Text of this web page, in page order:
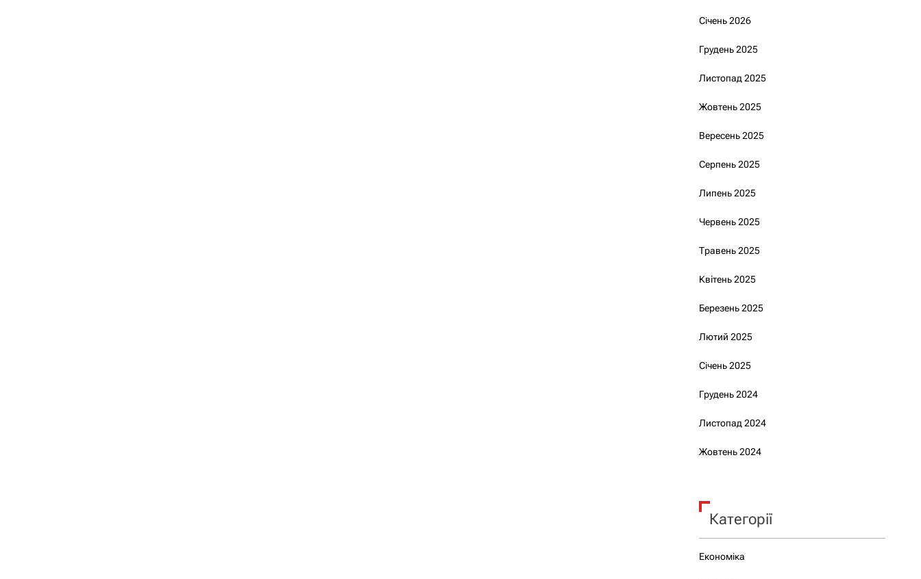
Січень 2026
Грудень 2025
Листопад 2025
Жовтень 2025
Вересень 2025
Серпень 2025
Липень 2025
Червень 2025
Травень 2025
Квітень 2025
Березень 2025
Лютий 2025
Січень 2025
Грудень 2024
Листопад 2024
Жовтень 2024
Категорії
Економіка